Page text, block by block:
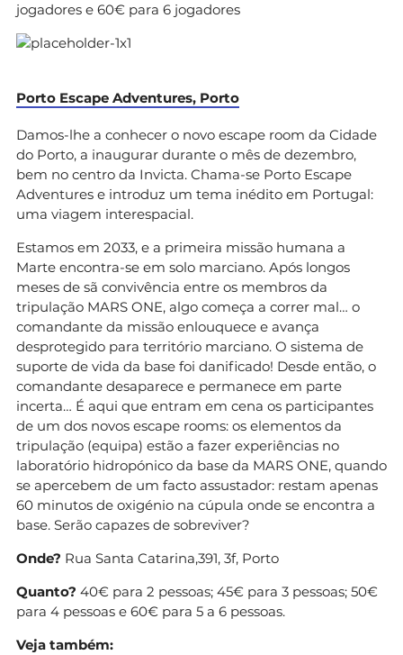
jogadores e 60€ para 6 jogadores
Porto Escape Adventures, Porto
Damos-lhe a conhecer o novo escape room da Cidade
do Porto, a inaugurar durante o mês de dezembro,
bem no centro da Invicta. Chama-se Porto Escape
Adventures e introduz um tema inédito em Portugal:
uma viagem interespacial.
Estamos em 2033, e a primeira missão humana a
Marte encontra-se em solo marciano. Após longos
meses de sã convivência entre os membros da
tripulação MARS ONE, algo começa a correr mal… o
comandante da missão enlouquece e avança
desprotegido para território marciano. O sistema de
suporte de vida da base foi danificado! Desde então, o
comandante desaparece e permanece em parte
incerta… É aqui que entram em cena os participantes
de um dos novos escape rooms: os elementos da
tripulação (equipa) estão a fazer experiências no
laboratório hidropónico da base da MARS ONE, quando
se apercebem de um facto assustador: restam apenas
60 minutos de oxigénio na cúpula onde se encontra a
base. Serão capazes de sobreviver?
Onde? Rua Santa Catarina,391, 3f, Porto
Quanto? 40€ para 2 pessoas; 45€ para 3 pessoas; 50€
para 4 pessoas e 60€ para 5 a 6 pessoas.
Veja também: